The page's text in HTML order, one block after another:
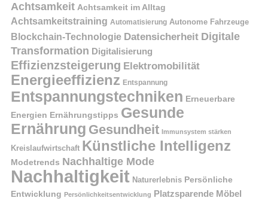
Achtsamkeit Achtsamkeit im Alltag
Achtsamkeitstraining Automatisierung Autonome Fahrzeuge
Blockchain-Technologie Datensicherheit Digitale
Transformation Digitalisierung
Effizienzsteigerung Elektromobilität
Energieeffizienz Entspannung
Entspannungstechniken Erneuerbare
Energien Ernährungstipps Gesunde
Ernährung Gesundheit Immunsystem stärken
Kreislaufwirtschaft Künstliche Intelligenz
Modetrends Nachhaltige Mode
Nachhaltigkeit Naturerlebnis Persönliche
Entwicklung Persönlichkeitsentwicklung Platzsparende Möbel